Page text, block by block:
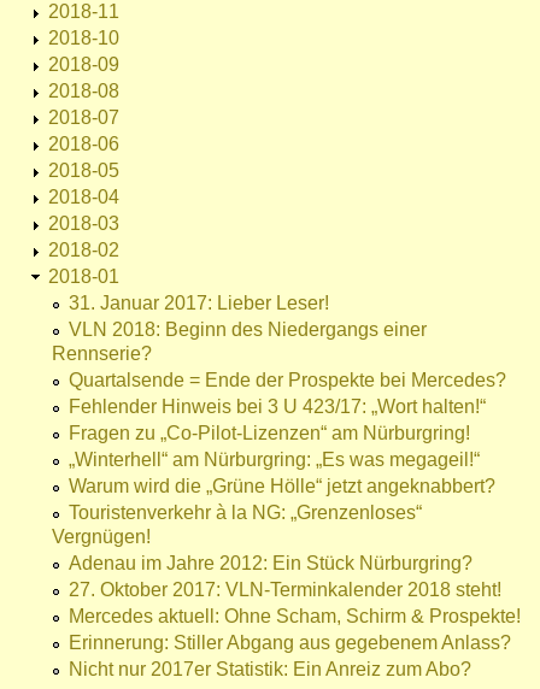
2018-11
2018-10
2018-09
2018-08
2018-07
2018-06
2018-05
2018-04
2018-03
2018-02
2018-01
31. Januar 2017: Lieber Leser!
VLN 2018: Beginn des Niedergangs einer
Rennserie?
Quartalsende = Ende der Prospekte bei Mercedes?
Fehlender Hinweis bei 3 U 423/17: „Wort halten!“
Fragen zu „Co-Pilot-Lizenzen“ am Nürburgring!
„Winterhell“ am Nürburgring: „Es was megageil!“
Warum wird die „Grüne Hölle“ jetzt angeknabbert?
Touristenverkehr à la NG: „Grenzenloses“
Vergnügen!
Adenau im Jahre 2012: Ein Stück Nürburgring?
27. Oktober 2017: VLN-Terminkalender 2018 steht!
Mercedes aktuell: Ohne Scham, Schirm & Prospekte!
Erinnerung: Stiller Abgang aus gegebenem Anlass?
Nicht nur 2017er Statistik: Ein Anreiz zum Abo?